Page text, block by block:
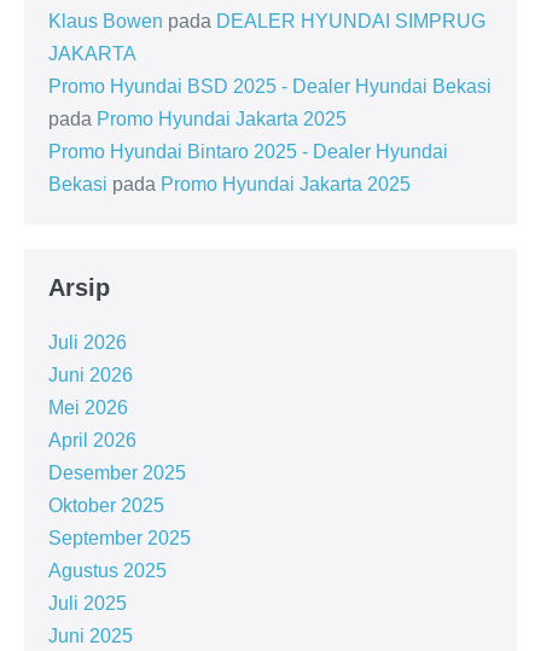
Klaus Bowen pada DEALER HYUNDAI SIMPRUG
JAKARTA
Promo Hyundai BSD 2025 - Dealer Hyundai Bekasi
pada Promo Hyundai Jakarta 2025
Promo Hyundai Bintaro 2025 - Dealer Hyundai
Bekasi pada Promo Hyundai Jakarta 2025
Arsip
Juli 2026
Juni 2026
Mei 2026
April 2026
Desember 2025
Oktober 2025
September 2025
Agustus 2025
Juli 2025
Juni 2025